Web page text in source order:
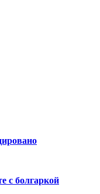
с болгаркой